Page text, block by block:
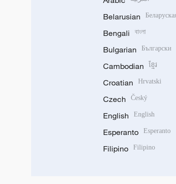
Belarusian
Bengali বাংলা
Bulgarian Български
Cambodian ខ្មែរ
Croatian Hrvatski
Czech Český
English English
Esperanto Esperanto
Filipino Filipino